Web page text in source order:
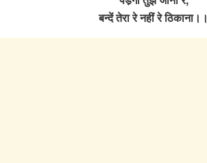
बन्दें तेरा रे नहीं रे ठिकाना।।